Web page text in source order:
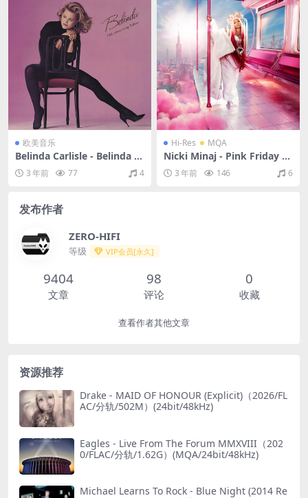
欧美音乐
Belinda Carlisle - Belinda (3
5th Anniversary Edition)
（1986/FLAC/分轨/518M）
3 年前 77 4
Hi-Res MQA
Nicki Minaj - Pink Friday 2
（2023/FLAC/分轨/805M）
(MQA/24bit/44.1kHz)
3 年前 146 6
发布作者
ZERO-HIFI
等级 VIP会员[永久]
9404
文章
98
评论
0
收藏
查看作者其他文章
资源推荐
Drake - MAID OF HONOUR (Explicit)（2026/FL
AC/分轨/502M）(24bit/48kHz)
Eagles - Live From The Forum MMXVIII（202
0/FLAC/分轨/1.62G）(MQA/24bit/48kHz)
Michael Learns To Rock - Blue Night (2014 Re